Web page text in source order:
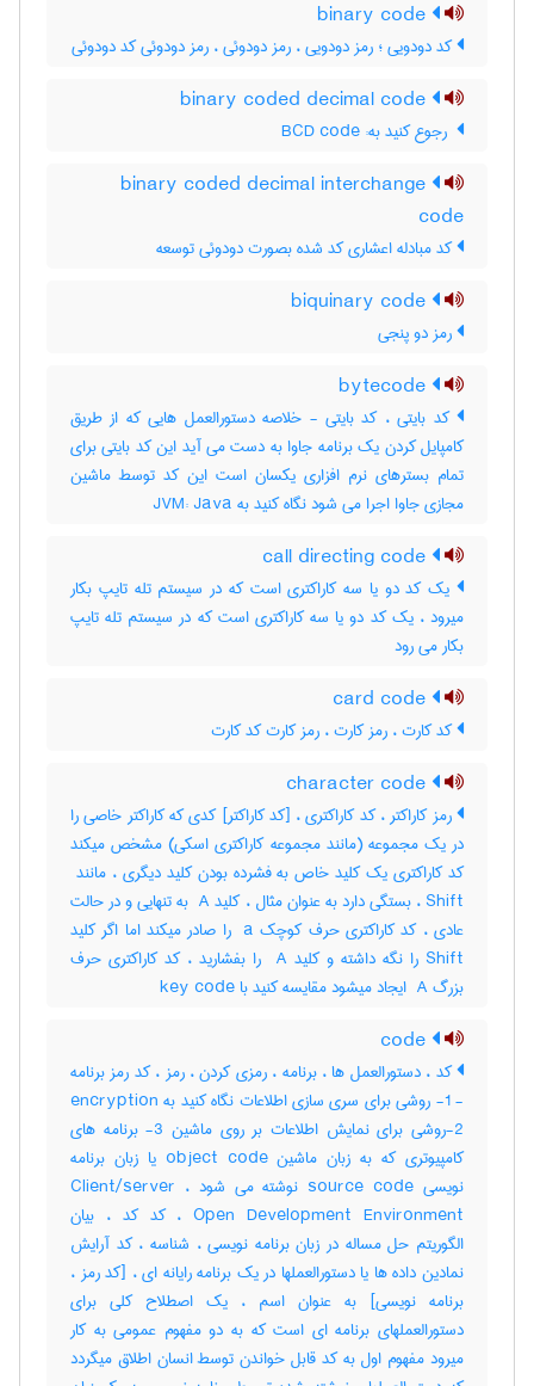
کد دودویی ؛ رمز دودویی ، رمز دودوئی ، رمز دودوئی کد دودوئی
binary coded decimal interchange
code
کد مبادله اعشاری کد شده بصورت دودوئی توسعه
رمز دو پنجی
کد بایتی ، کد بایتی - خلاصه دستورالعمل هایی که از طریق
کامپایل کردن یک برنامه جاوا به دست می آید این کد بایتی برای
تمام بسترهای نرم افزاری یکسان است این کد توسط ماشین
مجازی جاوا اجرا می شود نگاه کنید به JVM: Java
یک کد دو یا سه کاراکتری است که در سیستم تله تایپ بکار
میرود ، یک کد دو یا سه کاراکتری است که در سیستم تله تایپ
بکار می رود
کد کارت ، رمز کارت ، رمز کارت کد کارت
رمز کاراکتر ، کد کاراکتری ، [کد کاراکتر] کدی که کاراکتر خاصی را
در یک مجموعه (مانند مجموعه کاراکتری اسکی) مشخص میکند
Shift ، بستگی دارد به عنوان مثال ، کلید ‎ A به تنهایی و در حالت
عادی ، کد کاراکتری حرف کوچک ‎ a را صادر میکند اما اگر کلید
‎Shift را نگه داشته و کلید ‎ A را بفشارید ، کد کاراکتری حرف
بزرگ ‎ A ایجاد میشود مقایسه کنید با ‎ key code
کد ، دستورالعمل ها ، برنامه ، رمزی کردن ، رمز ، کد رمز برنامه
- 1- روشی برای سری سازی اطلاعات نگاه کنید به encryption
2-روشی برای نمایش اطلاعات بر روی ماشین 3- برنامه های
کامپیوتری که به زبان ماشین object code یا زبان برنامه
نویسی source code نوشته می شود ، Client/server
Open Development Environment ، کد کد ، بیان
الگوریتم حل مساله در زبان برنامه نویسی ، شناسه ، کد آرایش
نمادین داده ها یا دستورالعملها در یک برنامه رایانه ای ، [کد رمز ،
برنامه نویسی] به عنوان اسم ، یک اصطلاح کلی برای
دستورالعملهای برنامه ای است که به دو مفهوم عمومی به کار
میرود مفهوم اول به کد قابل خواندن توسط انسان اطلاق میگردد